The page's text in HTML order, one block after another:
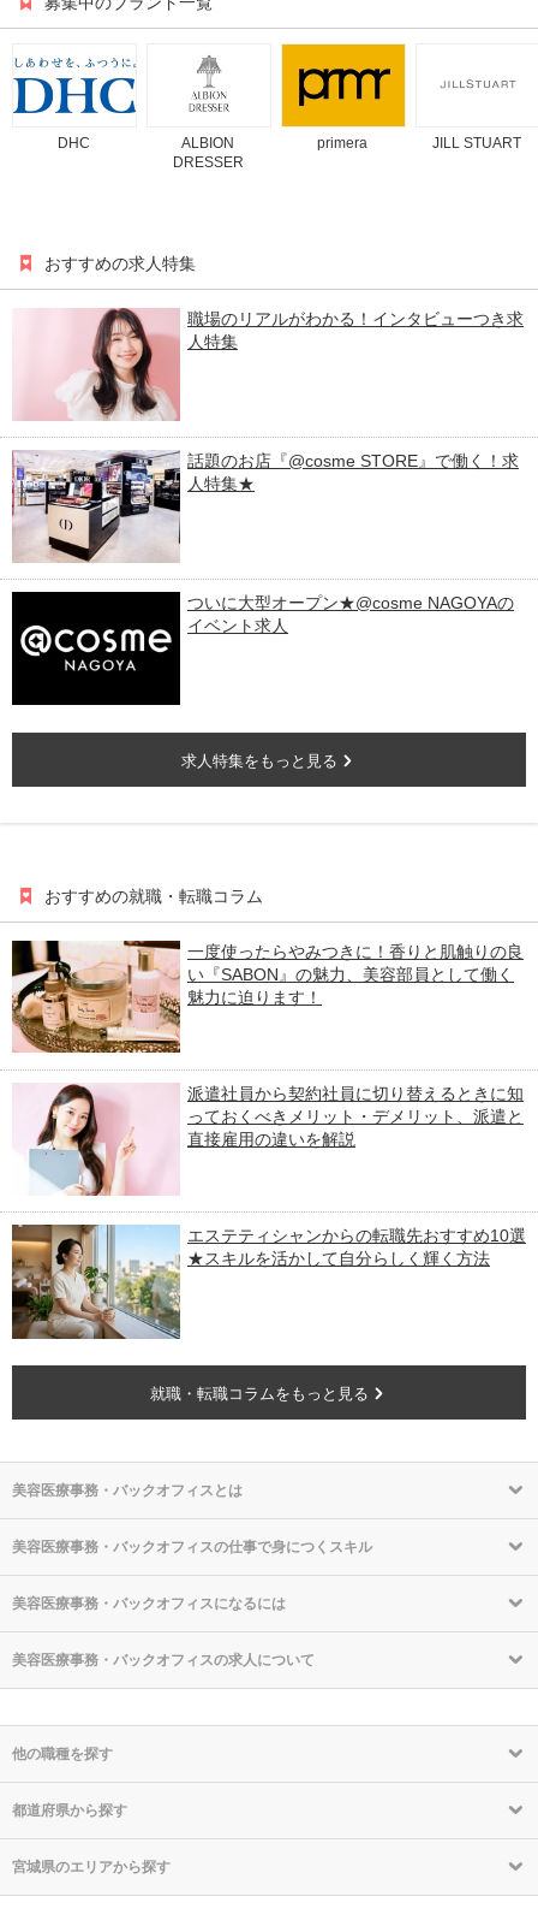
DHC
ALBION
DRESSER
primera JILL STUART
おすすめの求人特集
職場のリアルがわかる！インタビューつき求
人特集
話題のお店『@cosme STORE』で働く！求
人特集★
ついに大型オープン★@cosme NAGOYAの
イベント求人
求人特集をもっと見る
おすすめの就職・転職コラム
一度使ったらやみつきに！香りと肌触りの良
い『SABON』の魅力、美容部員として働く
魅力に迫ります！
派遣社員から契約社員に切り替えるときに知
っておくべきメリット・デメリット、派遣と
直接雇用の違いを解説
エステティシャンからの転職先おすすめ10選
★スキルを活かして自分らしく輝く方法
就職・転職コラムをもっと見る
美容医療事務・バックオフィスとは
美容医療事務・バックオフィスの仕事で身につくスキル
美容医療事務・バックオフィスになるには
美容医療事務・バックオフィスの求人について
他の職種を探す
都道府県から探す
宮城県のエリアから探す